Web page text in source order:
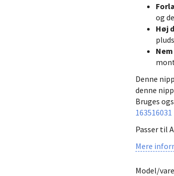
og
Høj
Denne
denne
Bruges
163516031
Passer til
Mere
Model/